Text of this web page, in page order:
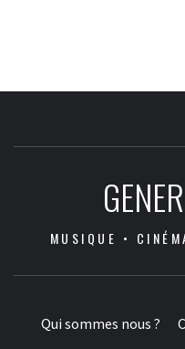
MUSIQUE •
Qui sommes nous ?